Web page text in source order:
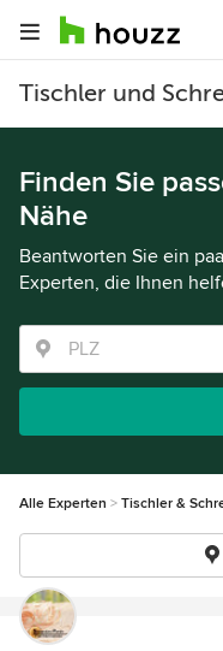
Tischler und
Finden Sie
Nähe
Beantworten Sie ein
Experten, die Ihnen
Alle Experten Tischler &